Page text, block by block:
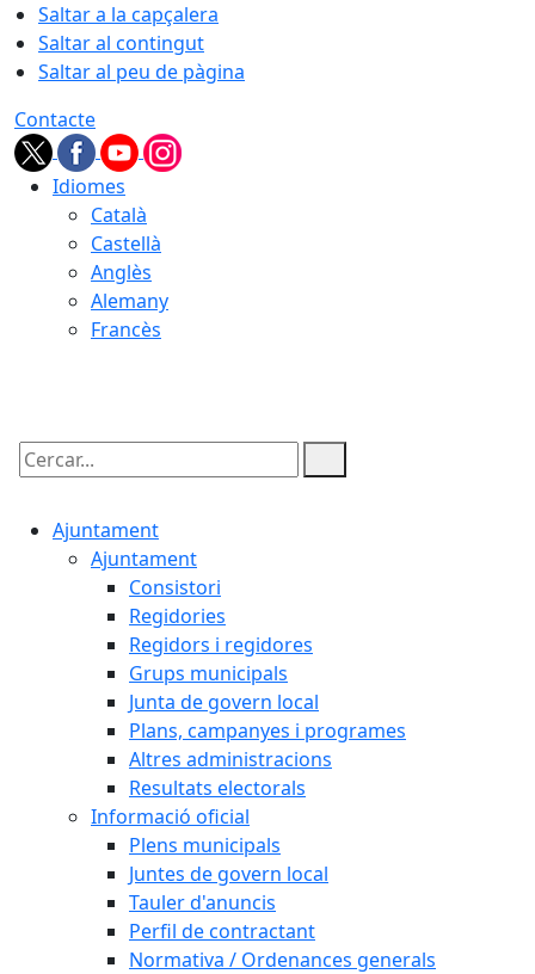
Saltar a la capçalera
Saltar al contingut
Saltar al peu de pàgina
Contacte
Idiomes
Català
Castellà
Anglès
Alemany
Francès
Cercar:
Ajuntament
Ajuntament
Consistori
Regidories
Regidors i regidores
Grups municipals
Junta de govern local
Plans, campanyes i programes
Altres administracions
Resultats electorals
Informació oficial
Plens municipals
Juntes de govern local
Tauler d'anuncis
Perfil de contractant
Normativa / Ordenances generals